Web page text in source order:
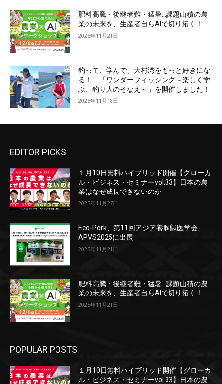
肥料高騰・後継者難・猛暑…課題山積の農
業の未来を、生産者自らAIで切り拓く！
2025年11月21日
釣って、学んで、大村湾をもっと好きにな
る！ 「ワンダーフィッシング～楽しく学
ぶ、釣り人のそなえ～」を開催しました！
2025年11月18日
EDITOR PICKS
１月10日無料ハイブリッド開催【グローカ
ル・ビジネス・セミナーvol.33】日本の農
業はなぜ成長できないのか
2025年11月27日
Eco-Pork、第11回アジア養豚獣医学会
APVS2025に出展
2025年11月21日
肥料高騰・後継者難・猛暑…課題山積の農
業の未来を、生産者自らAIで切り拓く！
2025年11月21日
POPULAR POSTS
１月10日無料ハイブリッド開催【グローカ
ル・ビジネス・セミナーvol.33】日本の農